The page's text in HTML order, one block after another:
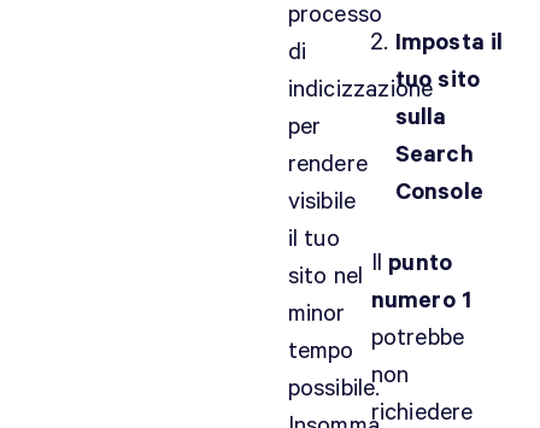
processo
di
indicizzazione
per
rendere
visibile
il tuo
sito nel
minor
tempo
possibile.
Imposta il
tuo sito
sulla
Search
Console
Il punto
numero 1
potrebbe
non
richiedere